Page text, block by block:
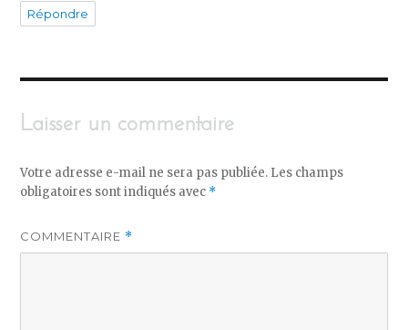
Répondre
Laisser un commentaire
Votre adresse e-mail ne sera pas publiée. Les champs
obligatoires sont indiqués avec *
COMMENTAIRE *